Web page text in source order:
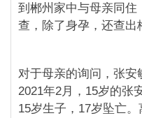
到郴州家中与母亲同
查，除了身孕，还查
对于母亲的询问，张
2021年2月，15岁的张
15岁生子，17岁坠亡